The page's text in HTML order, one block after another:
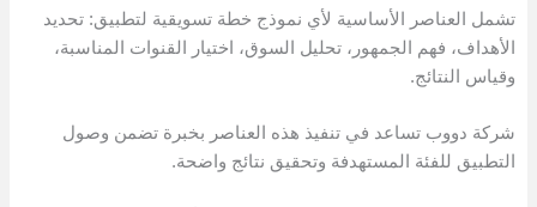
تشمل العناصر الأساسية لأي نموذج خطة تسويقية لتطبيق: تحديد
الأهداف، فهم الجمهور، تحليل السوق، اختيار القنوات المناسبة،
وقياس النتائج.
شركة دووب تساعد في تنفيذ هذه العناصر بخبرة تضمن وصول
التطبيق للفئة المستهدفة وتحقيق نتائج واضحة.